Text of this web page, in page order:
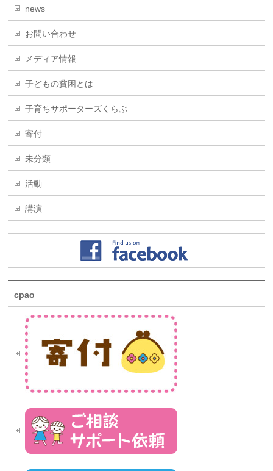
news
お問い合わせ
メディア情報
子どもの貧困とは
子育ちサポーターズくらぶ
寄付
未分類
活動
講演
cpao